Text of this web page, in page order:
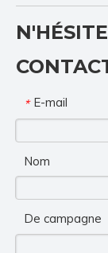
* E-mail
Nom
De campagne